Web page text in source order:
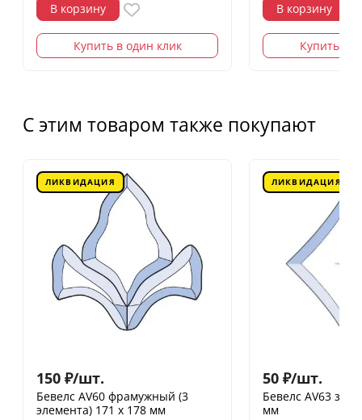
В корзину
Купить в один клик
В корзину
Купить в
С этим товаром также покупают
ЛИКВИДАЦИЯ
150 ₽/шт.
Бевелс AV60 фрамужный (3
элемента) 171 х 178 мм
ЛИКВИДАЦИЯ
50 ₽/шт.
Бевелс AV63
мм